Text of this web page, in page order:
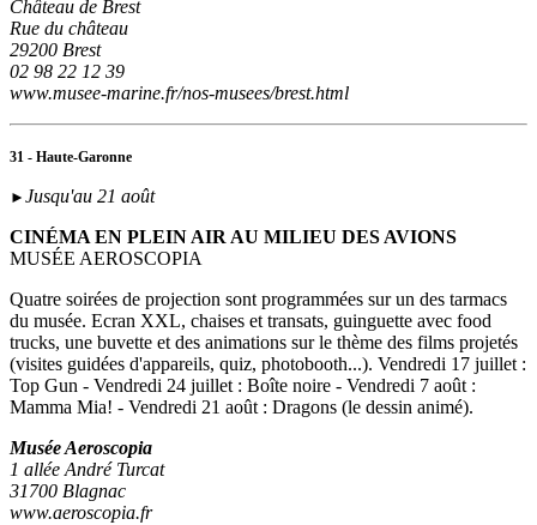
Château de Brest
Rue du château
29200 Brest
02 98 22 12 39
www.musee-marine.fr/nos-musees/brest.html
31 - Haute-Garonne
► Jusqu'au 21 août
CINÉMA EN PLEIN AIR AU MILIEU DES AVIONS
MUSÉE AEROSCOPIA
Quatre soirées de projection sont programmées sur un des tarmacs
du musée. Ecran XXL, chaises et transats, guinguette avec food
trucks, une buvette et des animations sur le thème des films projetés
(visites guidées d'appareils, quiz, photobooth...). Vendredi 17 juillet :
Top Gun - Vendredi 24 juillet : Boîte noire - Vendredi 7 août :
Mamma Mia! - Vendredi 21 août : Dragons (le dessin animé).
Musée Aeroscopia
1 allée André Turcat
31700 Blagnac
www.aeroscopia.fr